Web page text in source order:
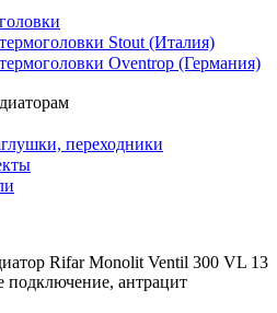
Stout (Италия)
Oventrop (Германия)
переходники
Rifar Monolit Ventil 300 VL 13
подключение, антрацит